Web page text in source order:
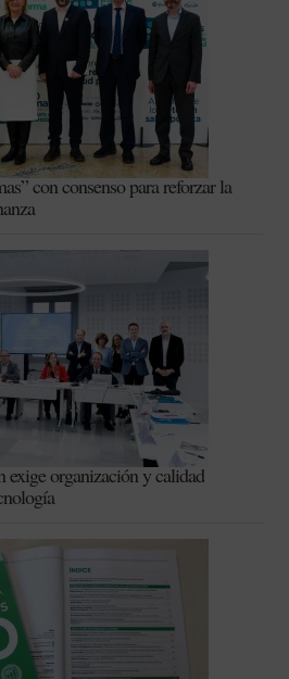
con consenso para reforzar la
exige organización y calidad